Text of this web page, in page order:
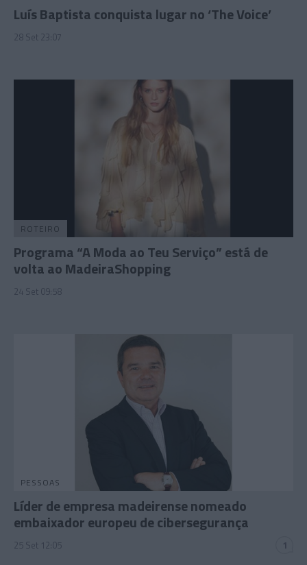
Luís Baptista conquista lugar no ‘The Voice’
28 Set 23:07
ROTEIRO
Programa “A Moda ao Teu Serviço” está de
volta ao MadeiraShopping
24 Set 09:58
PESSOAS
Líder de empresa madeirense nomeado
embaixador europeu de cibersegurança
25 Set 12:05 1